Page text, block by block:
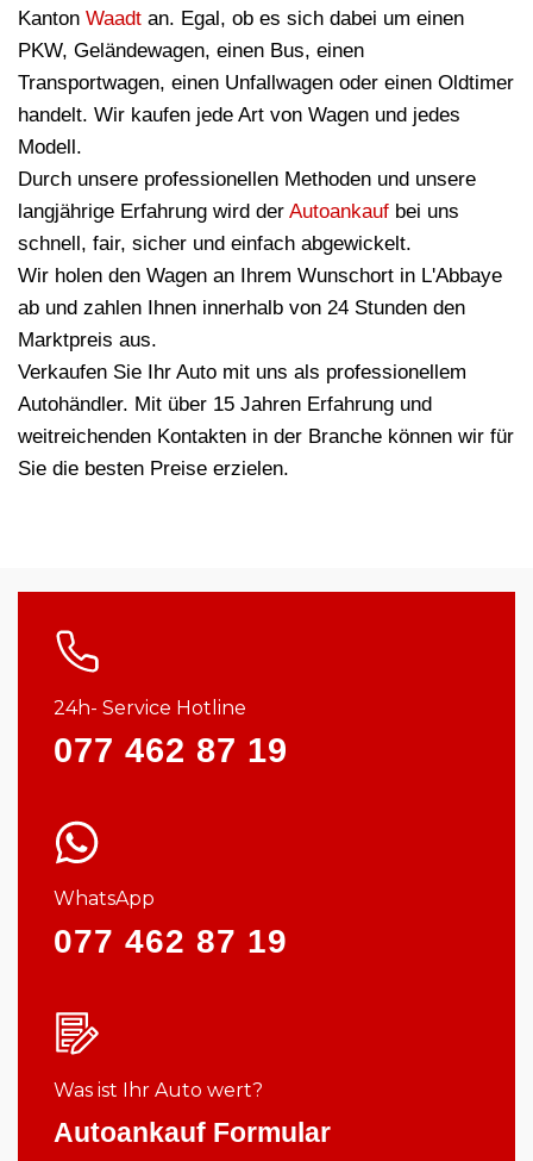
Kanton Waadt an. Egal, ob es sich dabei um einen
PKW, Geländewagen, einen Bus, einen
Transportwagen, einen Unfallwagen oder einen Oldtimer
handelt. Wir kaufen jede Art von Wagen und jedes
Modell.
Durch unsere professionellen Methoden und unsere
langjährige Erfahrung wird der Autoankauf bei uns
schnell, fair, sicher und einfach abgewickelt.
Wir holen den Wagen an Ihrem Wunschort in L'Abbaye
ab und zahlen Ihnen innerhalb von 24 Stunden den
Marktpreis aus.
Verkaufen Sie Ihr Auto mit uns als professionellem
Autohändler. Mit über 15 Jahren Erfahrung und
weitreichenden Kontakten in der Branche können wir für
Sie die besten Preise erzielen.
24h- Service Hotline
077 462 87 19
WhatsApp
077 462 87 19
Was ist Ihr Auto wert?
Autoankauf Formular